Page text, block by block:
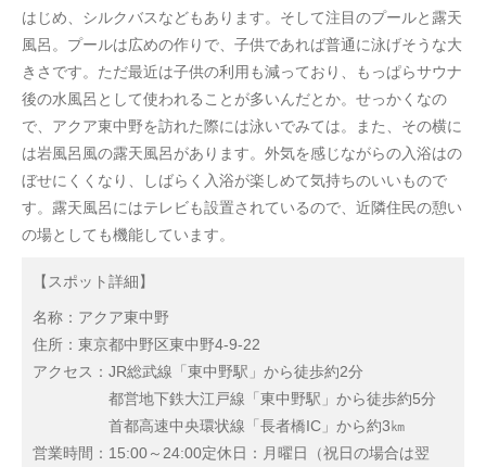
はじめ、シルクバスなどもあります。そして注目のプールと露天
風呂。プールは広めの作りで、子供であれば普通に泳げそうな大
きさです。ただ最近は子供の利用も減っており、もっぱらサウナ
後の水風呂として使われることが多いんだとか。せっかくなの
で、アクア東中野を訪れた際には泳いでみては。また、その横に
は岩風呂風の露天風呂があります。外気を感じながらの入浴はの
ぼせにくくなり、しばらく入浴が楽しめて気持ちのいいもので
す。露天風呂にはテレビも設置されているので、近隣住民の憩い
の場としても機能しています。
【スポット詳細】
名称：アクア東中野
住所：東京都中野区東中野4-9-22
アクセス：JR総武線「東中野駅」から徒歩約2分
都営地下鉄大江戸線「東中野駅」から徒歩約5分
首都高速中央環状線「長者橋IC」から約3㎞
営業時間：15:00～24:00定休日：月曜日（祝日の場合は翌